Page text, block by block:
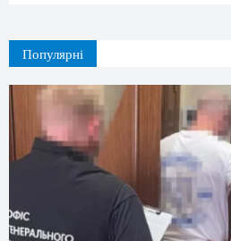
Популярні